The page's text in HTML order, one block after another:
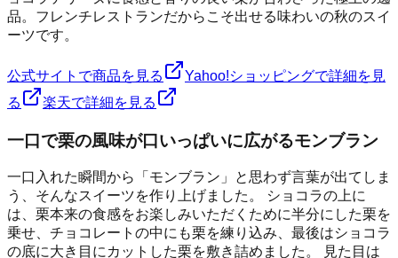
品。フレンチレストランだからこそ出せる味わいの秋のスイ
ーツです。
公式サイトで商品を見る
Yahoo!ショッピングで詳細を見
る
楽天で詳細を見る
一口で栗の風味が口いっぱいに広がるモンブラン
一口入れた瞬間から「モンブラン」と思わず言葉が出てしま
う、そんなスイーツを作り上げました。 ショコラの上に
は、栗本来の食感をお楽しみいただくために半分にした栗を
乗せ、チョコレートの中にも栗を練り込み、最後はショコラ
の底に大き目にカットした栗を敷き詰めました。 見た目は